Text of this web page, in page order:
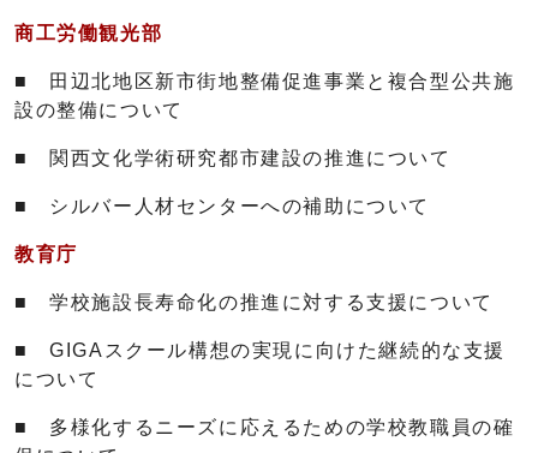
商工労働観光部
■ 田辺北地区新市街地整備促進事業と複合型公共施
設の整備について
■ 関西文化学術研究都市建設の推進について
■ シルバー人材センターへの補助について
教育庁
■ 学校施設長寿命化の推進に対する支援について
■ GIGAスクール構想の実現に向けた継続的な支援
について
■ 多様化するニーズに応えるための学校教職員の確